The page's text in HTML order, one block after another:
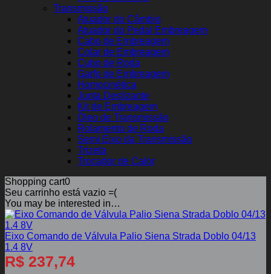
Transmissão
Atuador do Câmbio
Atuador do Pedal Embreagem
Cabo de Embreagem
Colar de Embreagem
Cubo de Roda
Garfo de Embreagem
Homocinética
Junta Deslizante
Kit de Embreagem
Óleo de Transmissão
Rolamento de Roda
Semi Eixo da Transmissão
Trizeta
Trocador de Calor
Shopping cart0
Seu carrinho está vazio =(
You may be interested in…
Eixo Comando de Válvula Palio Siena Strada Doblo 04/13
1.4 8V
R$ 237,74